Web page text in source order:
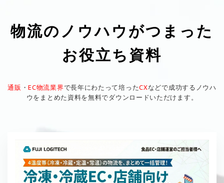
物流のノウハウがつまった
お役立ち資料
通販 ・EC物流業界で長年にわたって培ったCXなどで成功するノウハ
ウをまとめた資料を無料でダウンロードいただけます。